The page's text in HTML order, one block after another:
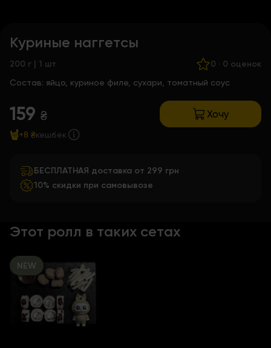
Куриные наггетсы
200 г | 1 шт 0 · 0 оценок
Состав: яйцо, куриное филе, сухари, томатный соус
159 ₴ Хочу
+8 ₴кешбек
БЕСПЛАТНАЯ доставка от 299 грн
10% скидки при самовывозе
Этот ролл в таких сетах
NEW